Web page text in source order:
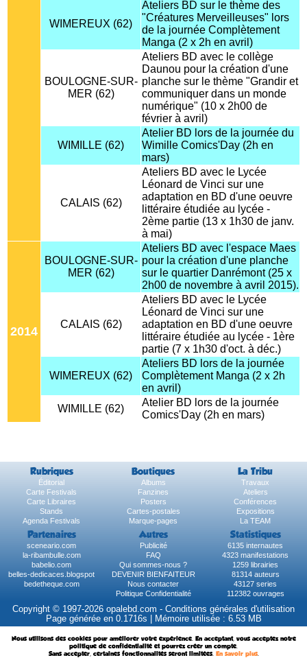
WIMEREUX (62)
Ateliers BD sur le thème des
"Créatures Merveilleuses" lors
de la journée Complètement
Manga (2 x 2h en avril)
BOULOGNE-SUR-
MER (62)
Ateliers BD avec le collège
Daunou pour la création d'une
planche sur le thème "Grandir et
communiquer dans un monde
numérique" (10 x 2h00 de
février à avril)
WIMILLE (62)
Atelier BD lors de la journée du
Wimille Comics'Day (2h en
mars)
CALAIS (62)
Ateliers BD avec le Lycée
Léonard de Vinci sur une
adaptation en BD d'une oeuvre
littéraire étudiée au lycée -
2ème partie (13 x 1h30 de janv.
à mai)
2014
BOULOGNE-SUR-
MER (62)
Ateliers BD avec l'espace Maes
pour la création d'une planche
sur le quartier Danrémont (25 x
2h00 de novembre à avril 2015).
CALAIS (62)
Ateliers BD avec le Lycée
Léonard de Vinci sur une
adaptation en BD d'une oeuvre
littéraire étudiée au lycée - 1ère
partie (7 x 1h30 d'oct. à déc.)
WIMEREUX (62)
Ateliers BD lors de la journée
Complètement Manga (2 x 2h
en avril)
WIMILLE (62)
Atelier BD lors de la journée
Comics'Day (2h en mars)
Rubriques Boutiques La Tribu
Éditorial Albums
Travaux
Carte Festivals
Fanzines
Ateliers
Carte Libraires
Posters
Conférences
Stands
Cartes-postales
Expositions
Agenda Festivals
Marque-pages La TEAM
Partenaires Autres Statistiques
sceneario.com Publicité
6135 internautes
la-ribambulle.com
FAQ
4323 manifestations
babelio.com
Qui sommes-nous ?
1259 librairies
belles-dedicaces.blogspot
DEVENIR BIENFAITEUR
81314 auteurs
bedetheque.com
Nous contacter
43127 series
Politique Confidentialité
112382 ouvrages
Copyright © 1997-2026 opalebd.com - Conditions générales d'utilisation
Page générée en 0.1716s | Mémoire utilisée : 6.53 MB
Nous utilisons des cookies pour améliorer votre expérience. En acceptant, vous acceptez notre
politique de confidentialité et pourrez créer un compte.
Sans accepter, certaines fonctionnalités seront limitées. En savoir plus.